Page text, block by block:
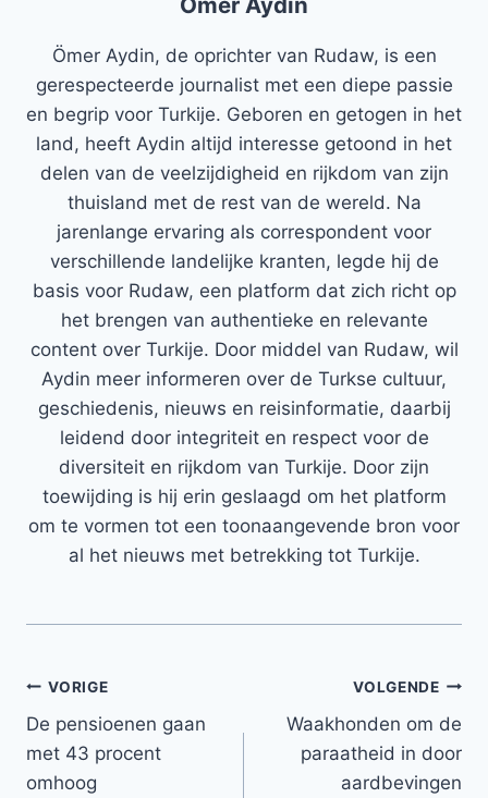
Ömer Aydin, de oprichter van Rudaw, is een
gerespecteerde journalist met een diepe passie
en begrip voor Turkije. Geboren en getogen in het
land, heeft Aydin altijd interesse getoond in het
delen van de veelzijdigheid en rijkdom van zijn
thuisland met de rest van de wereld. Na
jarenlange ervaring als correspondent voor
verschillende landelijke kranten, legde hij de
basis voor Rudaw, een platform dat zich richt op
het brengen van authentieke en relevante
content over Turkije. Door middel van Rudaw, wil
Aydin meer informeren over de Turkse cultuur,
geschiedenis, nieuws en reisinformatie, daarbij
leidend door integriteit en respect voor de
diversiteit en rijkdom van Turkije. Door zijn
toewijding is hij erin geslaagd om het platform
om te vormen tot een toonaangevende bron voor
al het nieuws met betrekking tot Turkije.
Bericht
navigatie
VORIGE
De pensioenen gaan
met 43 procent
omhoog
VOLGENDE
Waakhonden om de
paraatheid in door
aardbevingen